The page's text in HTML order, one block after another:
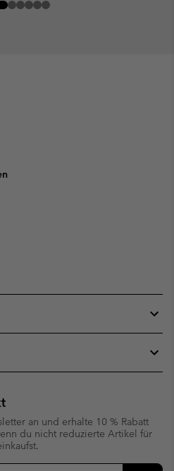
an und erhalte 10 % Rabatt
du nicht reduzierte Artikel für